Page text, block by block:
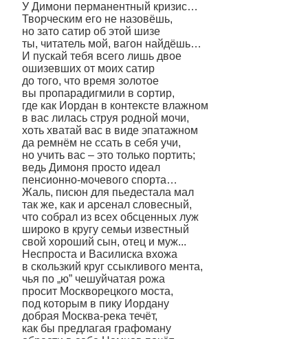
У Димони перманентный кризис…
Творческим его не назовёшь,
но зато сатир об этой шизе
ты, читатель мой, вагон найдёшь…
И пускай тебя всего лишь двое
ошизевших от моих сатир
до того, что время золотое
вы пропарадигмили в сортир,
где как Иордан в контексте влажном
в вас лилась струя родной мочи,
хоть хватай вас в виде эпатажном
да ремнём не ссать в себя учи,
но учить вас – это только портить;
ведь Димоня просто идеал
пенсионно-мочевого спорта…
Жаль, писюн для пьедестала мал
так же, как и арсенал словесный,
что собрал из всех обсценных луж
широко в кругу семьи известный
свой хороший сын, отец и муж...
Неспроста и Василиска вхожа
в скользкий круг ссыкливого мента,
чья по „ю” чешуйчатая рожа
просит Москворецкого моста,
под которым в пику Иордану
добрая Москва-река течёт,
как бы предлагая графоману